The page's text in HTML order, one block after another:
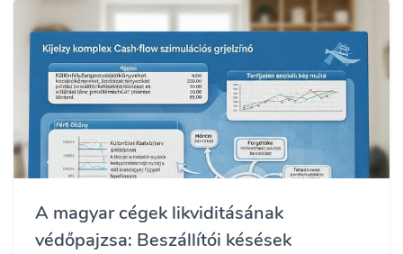
A magyar cégek likviditásának
védőpajzsa: Beszállítói késések